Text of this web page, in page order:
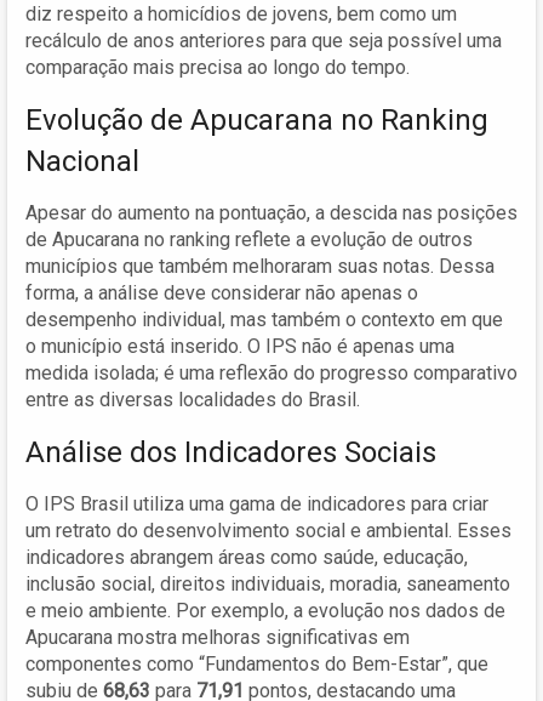
diz respeito a homicídios de jovens, bem como um
recálculo de anos anteriores para que seja possível uma
comparação mais precisa ao longo do tempo.
Evolução de Apucarana no Ranking
Nacional
Apesar do aumento na pontuação, a descida nas posições
de Apucarana no ranking reflete a evolução de outros
municípios que também melhoraram suas notas. Dessa
forma, a análise deve considerar não apenas o
desempenho individual, mas também o contexto em que
o município está inserido. O IPS não é apenas uma
medida isolada; é uma reflexão do progresso comparativo
entre as diversas localidades do Brasil.
Análise dos Indicadores Sociais
O IPS Brasil utiliza uma gama de indicadores para criar
um retrato do desenvolvimento social e ambiental. Esses
indicadores abrangem áreas como saúde, educação,
inclusão social, direitos individuais, moradia, saneamento
e meio ambiente. Por exemplo, a evolução nos dados de
Apucarana mostra melhoras significativas em
componentes como “Fundamentos do Bem-Estar”, que
subiu de 68,63 para 71,91 pontos, destacando uma